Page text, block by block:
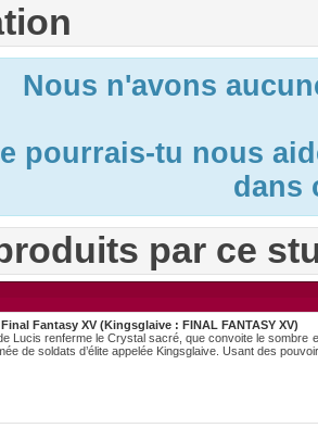
Nous n'avons
pourrais-tu nous
dans
par ce
Fantasy XV (Kingsglaive : FINAL FANTASY XV)
Lucis renferme le Crystal sacré, que convoite le sombre
de soldats d’élite appelée Kingsglaive. Usant des